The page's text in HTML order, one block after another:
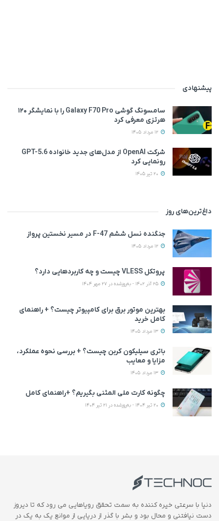
پیشنهادی
سامسونگ گوشی Galaxy F70 Pro را با نمایشگر ۱۲۰
هرتزی معرفی کرد
شرکت OpenAI از مدل‌های جدید خانواده GPT-5.6
رونمایی کرد
داغ‌ترین‌های روز
جنگنده نسل ششم F-47 در مسیر نخستین پرواز
پروتکل VLESS چیست و چه کاربردهایی دارد؟
بهترین موتور برق برای کامپیوتر چیست؟ + راهنمای
کامل خرید
باتری سیلیکون کربن چیست؟ + بررسی نحوه عملکرد،
مزایا و معایب
چگونه کارت ملی المثنی بگیریم؟ +راهنمای کامل
دنیا با سرعتی خیره کننده به سمت تحقق رویاهایی می رود که تا دیروز
دست نیافتنی و محال بود و بشر با گذر از دریایی از موانع یک به یک در